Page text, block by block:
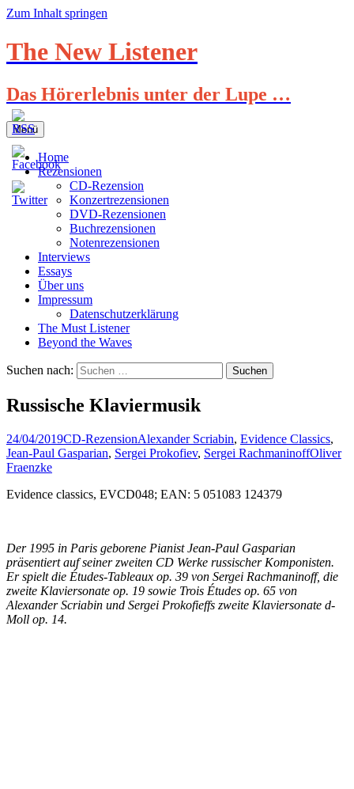
Zum Inhalt springen
The New Listener
Das Hörerlebnis unter der Lupe …
Menü
Home
Rezensionen
CD-Rezension
Konzertrezensionen
DVD-Rezensionen
Buchrezensionen
Notenrezensionen
Interviews
Essays
Über uns
Impressum
Datenschutzerklärung
The Must Listener
Beyond the Waves
Suchen nach:
Russische Klaviermusik
24/04/2019CD-RezensionAlexander Scriabin, Evidence Classics,
Jean-Paul Gasparian, Sergei Prokofiev, Sergei RachmaninoffOliver
Fraenzke
Evidence classics, EVCD048; EAN: 5 051083 124379
Der 1995 in Paris geborene Pianist Jean-Paul Gasparian
präsentiert auf seiner zweiten CD Werke russischer Komponisten.
Er spielt die Études-Tableaux op. 39 von Sergei Rachmaninoff, die
zweite Klaviersonate op. 19 sowie Trois Études op. 65 von
Alexander Scriabin und Sergei Prokofieffs zweite Klaviersonate d-
Moll op. 14.